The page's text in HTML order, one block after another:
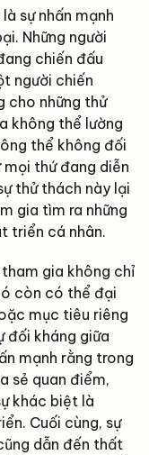
sự nhấn mạnh
Những người
chiến đấu
người chiến
cho những thử
không thể lường
thể không đối
thứ đang diễn
thử thách này lại
gia tìm ra những
triển cá nhân.
gia không chỉ
còn có thể đại
mục tiêu riêng
đối kháng giữa
mạnh rằng trong
sẻ quan điểm,
khác biệt là
Cuối cùng, sự
dẫn đến thất